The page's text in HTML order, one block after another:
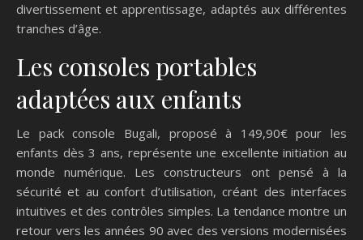
divertissement et apprentissage, adaptés aux différentes
tranches d’âge.
Les consoles portables
adaptées aux enfants
Le pack console Bugali, proposé à 149,90€ pour les
enfants dès 3 ans, représente une excellente initiation au
monde numérique. Les constructeurs ont pensé à la
sécurité et au confort d’utilisation, créant des interfaces
intuitives et des contrôles simples. La tendance montre un
retour vers les années 90 avec des versions modernisées